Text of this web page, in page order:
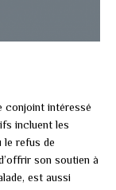
conjoint intéressé
incluent les
le refus de
son soutien à
est aussi